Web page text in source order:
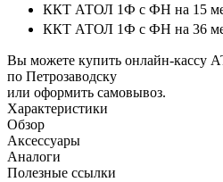
ККТ АТОЛ 1Ф с ФН на 15
ККТ АТОЛ 1Ф с ФН на 36
Вы можете купить онлайн‑кассу
по Петрозаводску
или оформить самовывоз.
Характеристики
Обзор
Аксессуары
Аналоги
Полезные ссылки